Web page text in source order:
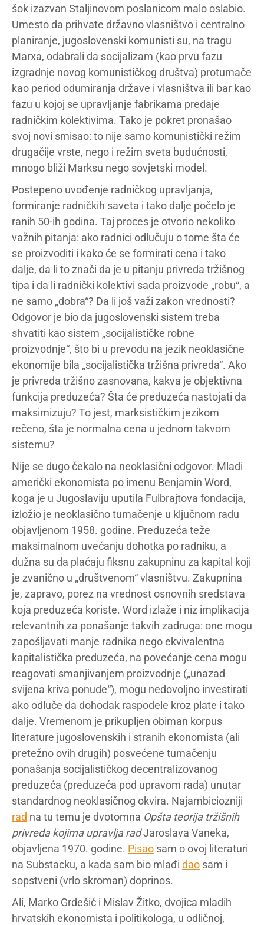
šok izazvan Staljinovom poslanicom malo oslabio.
Umesto da prihvate državno vlasništvo i centralno
planiranje, jugoslovenski komunisti su, na tragu
Marxa, odabrali da socijalizam (kao prvu fazu
izgradnje novog komunističkog društva) protumače
kao period odumiranja države i vlasništva ili bar kao
fazu u kojoj se upravljanje fabrikama predaje
radničkim kolektivima. Tako je pokret pronašao
svoj novi smisao: to nije samo komunistički režim
drugačije vrste, nego i režim sveta budućnosti,
mnogo bliži Marksu nego sovjetski model.
Postepeno uvođenje radničkog upravljanja,
formiranje radničkih saveta i tako dalje počelo je
ranih 50-ih godina. Taj proces je otvorio nekoliko
važnih pitanja: ako radnici odlučuju o tome šta će
se proizvoditi i kako će se formirati cena i tako
dalje, da li to znači da je u pitanju privreda tržišnog
tipa i da li radnički kolektivi sada proizvode „robu“, a
ne samo „dobra“? Da li još važi zakon vrednosti?
Odgovor je bio da jugoslovenski sistem treba
shvatiti kao sistem „socijalističke robne
proizvodnje“, što bi u prevodu na jezik neoklasične
ekonomije bila „socijalistička tržišna privreda“. Ako
je privreda tržišno zasnovana, kakva je objektivna
funkcija preduzeća? Šta će preduzeća nastojati da
maksimizuju? To jest, marksističkim jezikom
rečeno, šta je normalna cena u jednom takvom
sistemu?
Nije se dugo čekalo na neoklasični odgovor. Mladi
američki ekonomista po imenu Benjamin Word,
koga je u Jugoslaviju uputila Fulbrajtova fondacija,
izložio je neoklasično tumačenje u ključnom radu
objavljenom 1958. godine. Preduzeća teže
maksimalnom uvećanju dohotka po radniku, a
dužna su da plaćaju fiksnu zakupninu za kapital koji
je zvanično u „društvenom“ vlasništvu. Zakupnina
je, zapravo, porez na vrednost osnovnih sredstava
koja preduzeća koriste. Word izlaže i niz implikacija
relevantnih za ponašanje takvih zadruga: one mogu
zapošljavati manje radnika nego ekvivalentna
kapitalistička preduzeća, na povećanje cena mogu
reagovati smanjivanjem proizvodnje („unazad
svijena kriva ponude“), mogu nedovoljno investirati
ako odluče da dohodak raspodele kroz plate i tako
dalje. Vremenom je prikupljen obiman korpus
literature jugoslovenskih i stranih ekonomista (ali
pretežno ovih drugih) posvećene tumačenju
ponašanja socijalističkog decentralizovanog
preduzeća (preduzeća pod upravom rada) unutar
standardnog neoklasičnog okvira. Najambiciozniji
rad na tu temu je dvotomna Opšta teorija tržišnih
privreda kojima upravlja radJaroslava Vaneka,
objavljena 1970. godine. Pisao sam o ovoj literaturi
na Substacku, a kada sam bio mlađi dao sam i
sopstveni (vrlo skroman) doprinos.
Ali, Marko Grdešić i Mislav Žitko, dvojica mladih
hrvatskih ekonomista i politikologa, u odličnoj,